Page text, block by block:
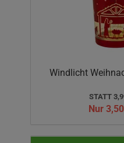
Windlicht
STATT
Nur